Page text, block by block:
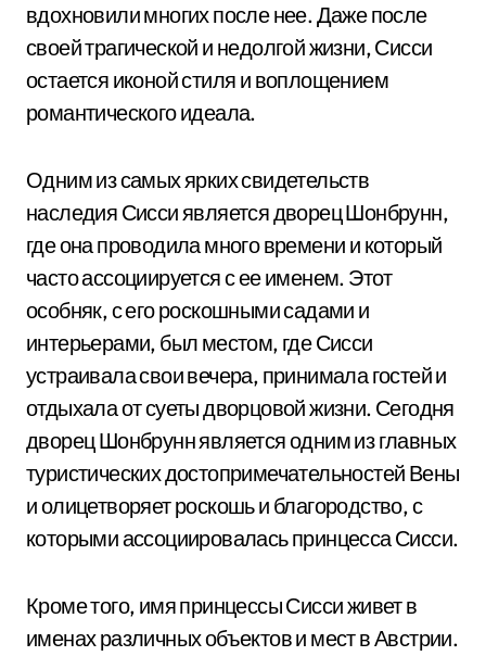
вдохновили многих после нее. Даже после
своей трагической и недолгой жизни, Сисси
остается иконой стиля и воплощением
романтического идеала.
Одним из самых ярких свидетельств
наследия Сисси является дворец Шонбрунн,
где она проводила много времени и который
часто ассоциируется с ее именем. Этот
особняк, с его роскошными садами и
интерьерами, был местом, где Сисси
устраивала свои вечера, принимала гостей и
отдыхала от суеты дворцовой жизни. Сегодня
дворец Шонбрунн является одним из главных
туристических достопримечательностей Вены
и олицетворяет роскошь и благородство, с
которыми ассоциировалась принцесса Сисси.
Кроме того, имя принцессы Сисси живет в
именах различных объектов и мест в Австрии.